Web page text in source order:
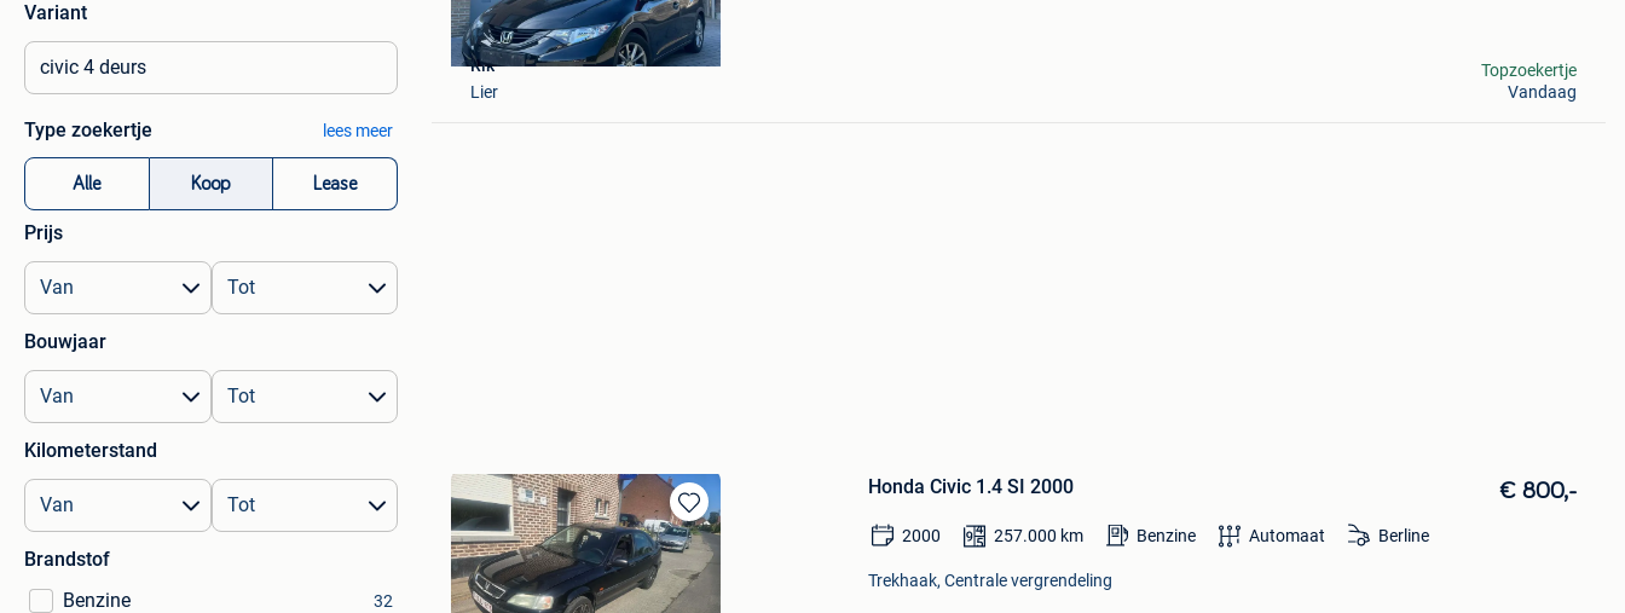
Variant
Type zoekertje lees meer
Alle Koop Lease
Prijs
Bouwjaar
Kilometerstand
Brandstof
Benzine
32
Rik
Lier
Topzoekertje
Vandaag
Bewaren
in
Mijn
Favorieten
Honda Civic 1.4 SI 2000 € 800,-
2000 257.000 km Benzine Automaat Berline
Trekhaak, Centrale vergrendeling